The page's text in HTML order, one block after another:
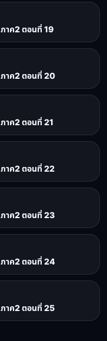
Jujutsu Kaisen ss2 มหาเวทย์ผนึกมาร ภาค2 ตอนที่ 19
Jujutsu Kaisen ss2 มหาเวทย์ผนึกมาร ภาค2 ตอนที่ 20
Jujutsu Kaisen ss2 มหาเวทย์ผนึกมาร ภาค2 ตอนที่ 21
Jujutsu Kaisen ss2 มหาเวทย์ผนึกมาร ภาค2 ตอนที่ 22
Jujutsu Kaisen ss2 มหาเวทย์ผนึกมาร ภาค2 ตอนที่ 23
Jujutsu Kaisen ss2 มหาเวทย์ผนึกมาร ภาค2 ตอนที่ 24
Jujutsu Kaisen ss2 มหาเวทย์ผนึกมาร ภาค2 ตอนที่ 25